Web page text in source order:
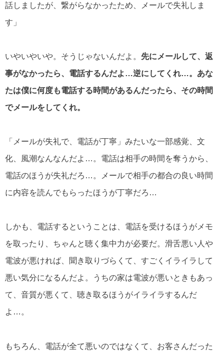
話しましたが、繋がらなかったため、メールで失礼しま
す」
いやいやいや。そうじゃないんだよ。 先にメールして、返
事がなかったら、電話するんだよ…逆にしてくれ…。あな
たは僕に何度も電話する時間があるんだったら、その時間
でメールをしてくれ。
「メールが失礼で、電話が丁寧」みたいな一部感覚、文
化、風潮なんなんだよ…。電話は相手の時間を奪うから、
電話のほうが失礼だろ…。メールで相手の都合の良い時間
に内容を読んでもらったほうが丁寧だろ…
しかも、電話するということは、電話を受けるほうがメモ
を取ったり、ちゃんと聴く集中力が必要だ。滑舌悪い人や
電波が悪ければ、聞き取りづらくて、すごくイライラして
悪い気分になるんだよ。うちの家は電波が悪いときもあっ
て、音質が悪くて、聴き取るほうがイライラするんだ
よ…。
もちろん、電話が全て悪いのではなくて、お客さんだった